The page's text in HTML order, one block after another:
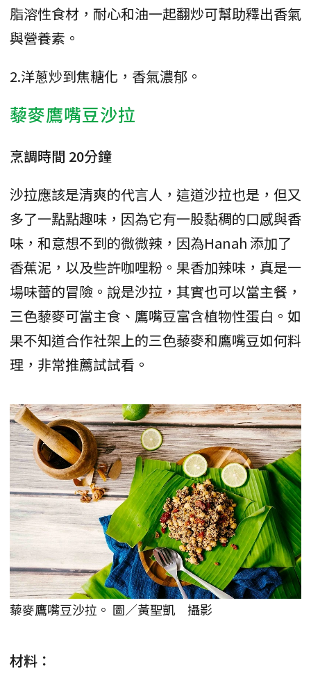
脂溶性食材，耐心和油一起翻炒可幫助釋出香氣
與營養素。
2.洋蔥炒到焦糖化，香氣濃郁。
藜麥鷹嘴豆沙拉
烹調時間 20分鐘
沙拉應該是清爽的代言人，這道沙拉也是，但又
多了一點點趣味，因為它有一股黏稠的口感與香
味，和意想不到的微微辣，因為Hanah 添加了
香蕉泥，以及些許咖哩粉。果香加辣味，真是一
場味蕾的冒險。說是沙拉，其實也可以當主餐，
三色藜麥可當主食、鷹嘴豆富含植物性蛋白。如
果不知道合作社架上的三色藜麥和鷹嘴豆如何料
理，非常推薦試試看。
藜麥鷹嘴豆沙拉。 圖／黃聖凱 攝影
材料：